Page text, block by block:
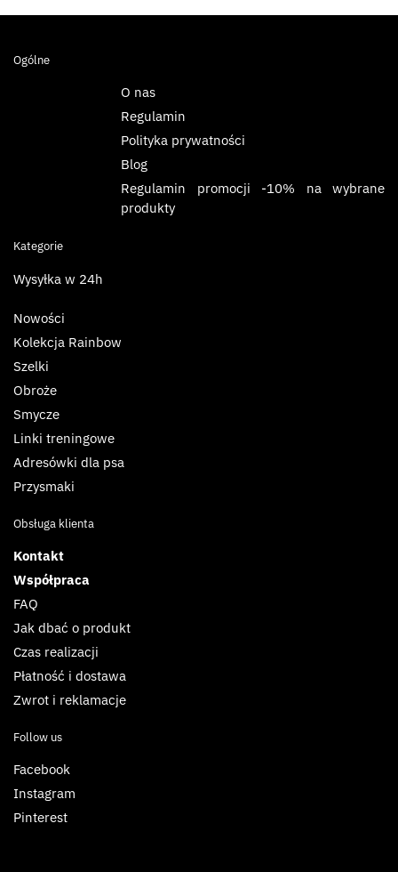
Ogólne
O nas
Regulamin
Polityka prywatności
Blog
Regulamin promocji -10% na wybrane
produkty
Kategorie
Wysyłka w 24h
Nowości
Kolekcja Rainbow
Szelki
Obroże
Smycze
Linki treningowe
Adresówki dla psa
Przysmaki
Obsługa klienta
Kontakt
Współpraca
FAQ
Jak dbać o produkt
Czas realizacji
Płatność i dostawa
Zwrot i reklamacje
Follow us
Facebook
Instagram
Pinterest